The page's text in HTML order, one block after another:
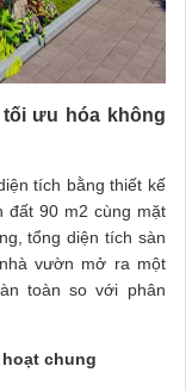
ưu hóa không
tích bằng thiết kế
đất 90 m2 cùng mặt
tổng diện tích sàn
vườn mở ra một
toàn so với phân
chung